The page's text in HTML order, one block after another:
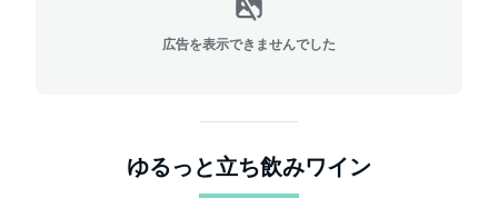
広告を表示できませんでした
ゆるっと立ち飲みワイン